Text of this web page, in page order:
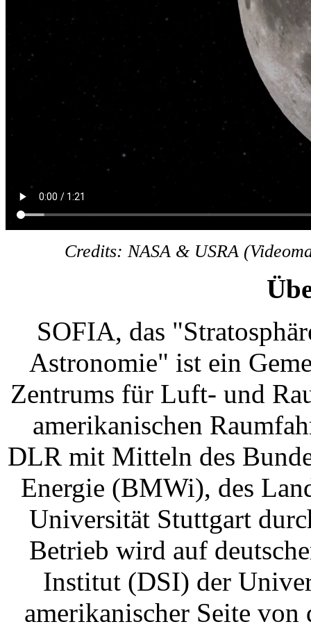
Credits: NASA & USRA
SOFIA, das
Astronomie" ist ein
Zentrums für Luft- und
amerikanischen
DLR mit Mitteln des
Energie (BMWi), des
Universität Stuttgart
Betrieb wird auf
Institut (DSI) der
amerikanischer Seite von